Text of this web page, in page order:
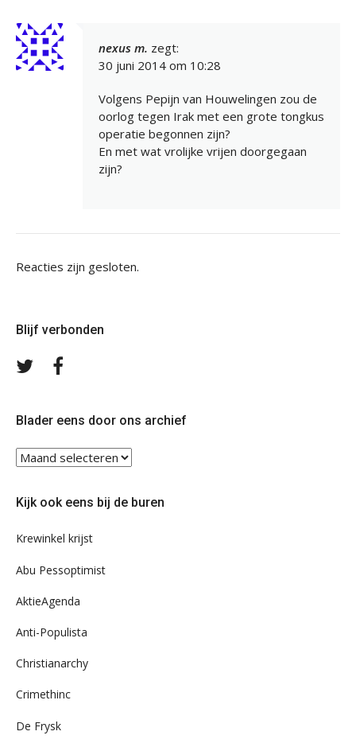
nexus m. zegt:
30 juni 2014 om 10:28
Volgens Pepijn van Houwelingen zou de
oorlog tegen Irak met een grote tongkus
operatie begonnen zijn?
En met wat vrolijke vrijen doorgegaan
zijn?
Reacties zijn gesloten.
Blijf verbonden
Volg
Blader eens door ons archief
Blader
ons
Kijk ook eens bij de buren
Krewinkel krijst
Abu Pessoptimist
AktieAgenda
Anti-Populista
Christianarchy
Crimethinc
De Frysk